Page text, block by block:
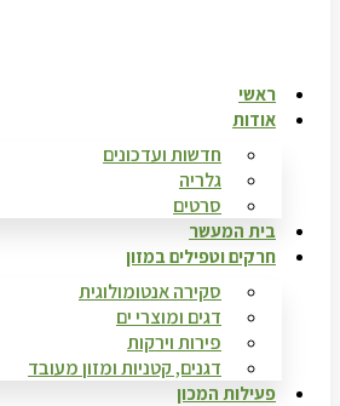
ראשי
אודות
חדשות ועדכונים
גלריה
סרטים
בית המעשר
חרקים וטפילים במזון
סקירה אנטומולוגית
דגים ומוצרי ים
פירות וירקות
דגנים, קטניות ומזון מעובד
פעילות המכון